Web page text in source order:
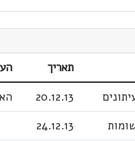
תאריך
20.12.13
24.12.13